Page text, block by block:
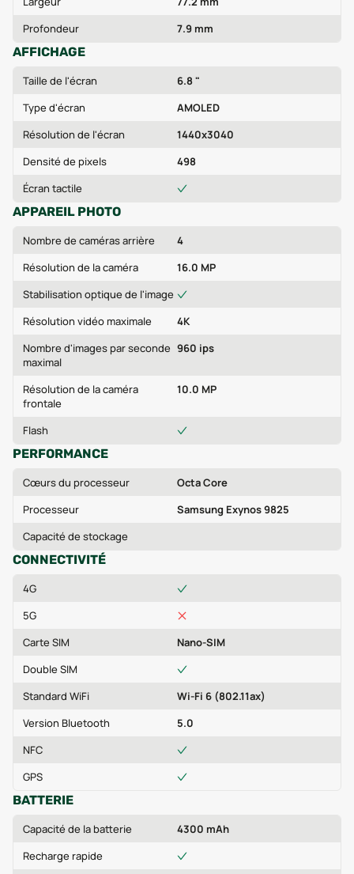
Profondeur
7.9 mm
AFFICHAGE
Taille de l'écran
6.8 "
Type d'écran
AMOLED
Résolution de l'écran
1440x3040
Densité de pixels
498
Écran tactile
APPAREIL PHOTO
Nombre de caméras arrière
4
Résolution de la caméra
16.0 MP
Stabilisation optique de l'image
Résolution vidéo maximale
4K
Nombre d'images par seconde
maximal
960 ips
Résolution de la caméra
frontale
10.0 MP
Flash
PERFORMANCE
Cœurs du processeur
Octa Core
Processeur
Samsung Exynos 9825
Capacité de stockage
CONNECTIVITÉ
4G
5G
Carte SIM
Nano-SIM
Double SIM
Standard WiFi
Wi-Fi 6 (802.11ax)
Version Bluetooth
5.0
NFC
GPS
BATTERIE
Capacité de la batterie
4300 mAh
Recharge rapide